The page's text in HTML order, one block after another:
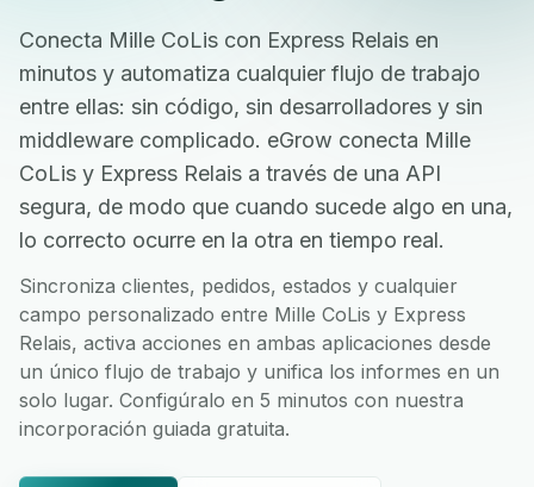
Conecta Mille CoLis con Express Relais en
minutos y automatiza cualquier flujo de trabajo
entre ellas: sin código, sin desarrolladores y sin
middleware complicado. eGrow conecta Mille
CoLis y Express Relais a través de una API
segura, de modo que cuando sucede algo en una,
lo correcto ocurre en la otra en tiempo real.
Sincroniza clientes, pedidos, estados y cualquier
campo personalizado entre Mille CoLis y Express
Relais, activa acciones en ambas aplicaciones desde
un único flujo de trabajo y unifica los informes en un
solo lugar. Configúralo en 5 minutos con nuestra
incorporación guiada gratuita.